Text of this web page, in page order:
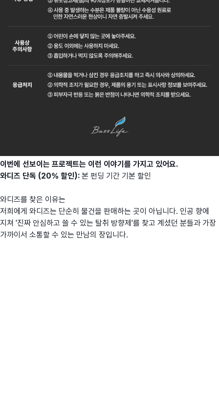
이번에 선보이는 프로젝트는 이런 이야기를 가지고 있어요.
와디즈 단독 (20% 할인): 본 펀딩 기간 기본 할인
와디즈를 찾은 이유는
저희에게 와디즈는 단순히 물건을 판매하는 곳이 아닙니다. 인공 향에
지쳐 '진짜 안심하고 쓸 수 있는 탈취 방향제'를 찾고 계셨던 분들과 가장
가까이서 소통할 수 있는 만남의 장입니다.